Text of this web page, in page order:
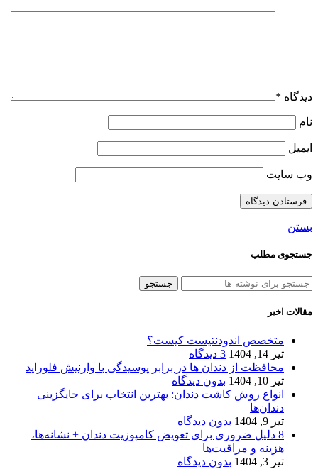
دیدگاه *
نام
ایمیل
وب‌ سایت
بستن
جستجوی مطلب
جستجو
مقالات اخیر
متخصص اندودنتیست کیست؟
تیر 14, 1404
3 دیدگاه
محافظت از دندان‌ ها در برابر پوسیدگی با وارنیش فلوراید
تیر 10, 1404
بدون دیدگاه
انواع روش کاشت دندان: بهترین انتخاب برای جایگزینی
دندان‌ها
تیر 9, 1404
بدون دیدگاه
8 دلیل ضروری برای تعویض کامپوزیت دندان + نشانه‌ها،
هزینه و مراقبت‌ها
تیر 3, 1404
بدون دیدگاه